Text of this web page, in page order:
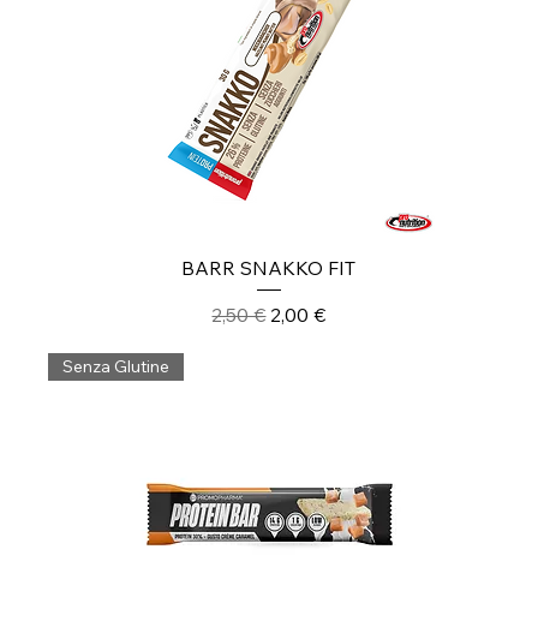
BARR SNAKKO FIT
Prezzo regolare
2,50 € Prezzo scontato
2,00 €
Senza Glutine